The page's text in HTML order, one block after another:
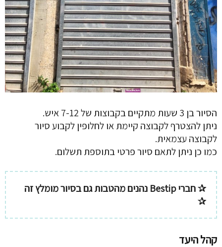
הסיור בן 3 שעות מתקיים בקבוצות של 7-12 איש.
ניתן להצטרף לקבוצה קיימת או לחלופין לקבוע סיור
לקבוצה עצמאית.
כמו כן ניתן לתאם סיור פרטי בתוספת תשלום.
✰ חברי Bestip נהנים מהטבות גם בסיור מומלץ זה
✰
קהל היעד